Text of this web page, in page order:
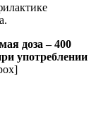
доза – 400
употреблении